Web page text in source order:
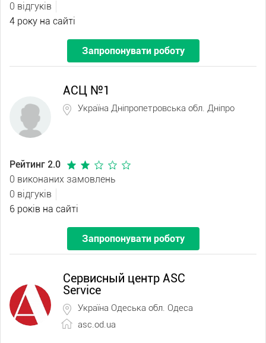
0 відгуків
4 року на сайті
Запропонувати роботу
АСЦ №1
Україна Дніпропетровська обл. Дніпро
Рейтинг 2.0
0 виконаних замовлень
0 відгуків
6 років на сайті
Запропонувати роботу
Сервисный центр ASC
Service
Україна Одеська обл. Одеса
asc.od.ua